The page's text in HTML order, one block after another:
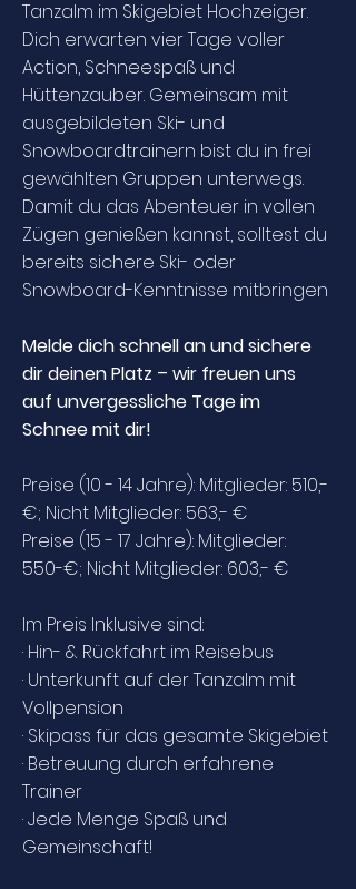
Tanzalm im Skigebiet Hochzeiger.
Dich erwarten vier Tage voller
Action, Schneespaß und
Hüttenzauber. Gemeinsam mit
ausgebildeten Ski- und
Snowboardtrainern bist du in frei
gewählten Gruppen unterwegs.
Damit du das Abenteuer in vollen
Zügen genießen kannst, solltest du
bereits sichere Ski- oder
Snowboard-Kenntnisse mitbringen
Melde dich schnell an und sichere
dir deinen Platz – wir freuen uns
auf unvergessliche Tage im
Schnee mit dir!
Preise (10 - 14 Jahre): Mitglieder: 510,-
€; Nicht Mitglieder: 563,- €
Preise (15 - 17 Jahre): Mitglieder:
550-€; Nicht Mitglieder: 603,- €
Im Preis Inklusive sind:
· Hin- & Rückfahrt im Reisebus
· Unterkunft auf der Tanzalm mit
Vollpension
· Skipass für das gesamte Skigebiet
· Betreuung durch erfahrene
Trainer
· Jede Menge Spaß und
Gemeinschaft!